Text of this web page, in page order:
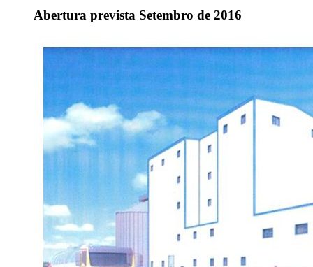
Abertura prevista Setembro de 2016